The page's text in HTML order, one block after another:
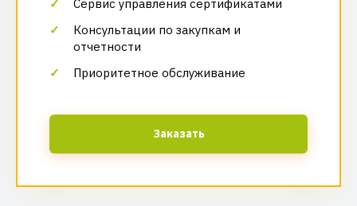
Сервис управления сертификатами
Консультации по закупкам и
отчетности
Приоритетное обслуживание
Заказать